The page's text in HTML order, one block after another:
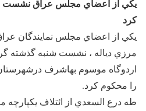
يكي از اعضاي مجلس عراق نشست
كرد
يكي از اعضاي مجلس نمايندگان عراق
مرزي دياله ، نشست شنبه گذشته
اردوگاه موسوم بهاشرف درشهرستان
را محكوم كرد.
طه درع السعدي از ائتلاف يكپارچه